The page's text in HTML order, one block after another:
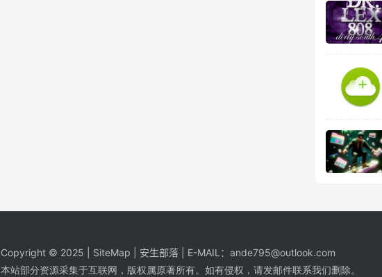
Copyright © 2025 | SiteMap | 安生部落 | E-MAIL： ande795@outlook.com
本站部分资源采集于互联网，版权属原著所有。如有侵权，请发邮件联系我们删除。